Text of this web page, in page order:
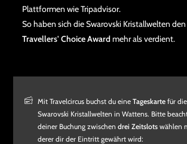
Plattformen wie Tripadvisor.
So haben sich die Swarovski Kristallwelten
Travellers' Choice Awardmehr als verdient.
Mit Travelcircus buchst du eine Tageskarte für
Swarovski Kristallwelten in Wattens. Bitte
deiner Buchung zwischen drei Zeitslots wählen
derer dir der Eintritt gewährt wird: